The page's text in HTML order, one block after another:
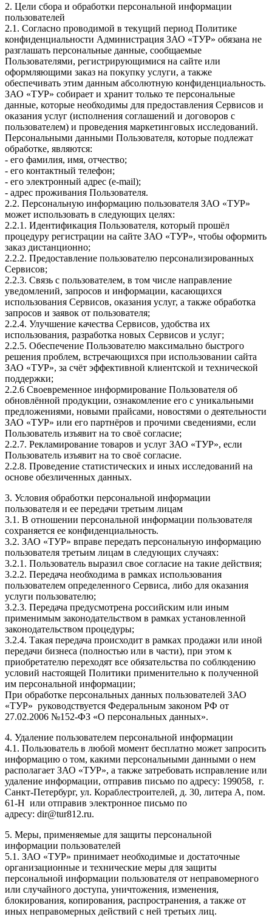
2. Цели сбора и обработки персональной информации
пользователей
2.1. Согласно проводимой в текущий период Политике
конфиденциальности Администрация ЗАО «ТУР» обязана не
разглашать персональные данные, сообщаемые
Пользователями, регистрирующимися на сайте или
оформляющими заказ на покупку услуги, а также
обеспечивать этим данным абсолютную конфиденциальность.
ЗАО «ТУР» собирает и хранит только те персональные
данные, которые необходимы для предоставления Сервисов и
оказания услуг (исполнения соглашений и договоров с
пользователем) и проведения маркетинговых исследований.
Персональными данными Пользователя, которые подлежат
обработке, являются:
- его фамилия, имя, отчество;
- его контактный телефон;
- его электронный адрес (e-mail);
- адрес проживания Пользователя.
2.2. Персональную информацию пользователя ЗАО «ТУР»
может использовать в следующих целях:
2.2.1. Идентификация Пользователя, который прошёл
процедуру регистрации на сайте ЗАО «ТУР», чтобы оформить
заказ дистанционно;
2.2.2. Предоставление пользователю персонализированных
Сервисов;
2.2.3. Связь с пользователем, в том числе направление
уведомлений, запросов и информации, касающихся
использования Сервисов, оказания услуг, а также обработка
запросов и заявок от пользователя;
2.2.4. Улучшение качества Сервисов, удобства их
использования, разработка новых Сервисов и услуг;
2.2.5. Обеспечение Пользователю максимально быстрого
решения проблем, встречающихся при использовании сайта
ЗАО «ТУР», за счёт эффективной клиентской и технической
поддержки;
2.2.6 Своевременное информирование Пользователя об
обновлённой продукции, ознакомление его с уникальными
предложениями, новыми прайсами, новостями о деятельности
ЗАО «ТУР» или его партнёров и прочими сведениями, если
Пользователь изъявит на то своё согласие;
2.2.7. Рекламирование товаров и услуг ЗАО «ТУР», если
Пользователь изъявит на то своё согласие.
2.2.8. Проведение статистических и иных исследований на
основе обезличенных данных.
3. Условия обработки персональной информации
пользователя и ее передачи третьим лицам
3.1. В отношении персональной информации пользователя
сохраняется ее конфиденциальность.
3.2. ЗАО «ТУР» вправе передать персональную информацию
пользователя третьим лицам в следующих случаях:
3.2.1. Пользователь выразил свое согласие на такие действия;
3.2.2. Передача необходима в рамках использования
пользователем определенного Сервиса, либо для оказания
услуги пользователю;
3.2.3. Передача предусмотрена российским или иным
применимым законодательством в рамках установленной
законодательством процедуры;
3.2.4. Такая передача происходит в рамках продажи или иной
передачи бизнеса (полностью или в части), при этом к
приобретателю переходят все обязательства по соблюдению
условий настоящей Политики применительно к полученной
им персональной информации;
При обработке персональных данных пользователей ЗАО
«ТУР» руководствуется Федеральным законом РФ от
27.02.2006 №152-ФЗ «О персональных данных».
4. Удаление пользователем персональной информации
4.1. Пользователь в любой момент бесплатно может запросить
информацию о том, какими персональными данными о нем
располагает ЗАО «ТУР», а также затребовать исправление или
удаление информации, отправив письмо по адресу: 199058, г.
Санкт-Петербург, ул. Кораблестроителей, д. 30, литера А, пом.
61-Н или отправив электронное письмо по
адресу: dir@tur812.ru.
5. Меры, применяемые для защиты персональной
информации пользователей
5.1. ЗАО «ТУР» принимает необходимые и достаточные
организационные и технические меры для защиты
персональной информации пользователя от неправомерного
или случайного доступа, уничтожения, изменения,
блокирования, копирования, распространения, а также от
иных неправомерных действий с ней третьих лиц.